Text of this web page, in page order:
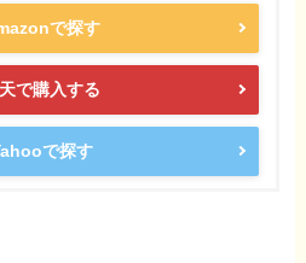
で探す
で購入する
で探す